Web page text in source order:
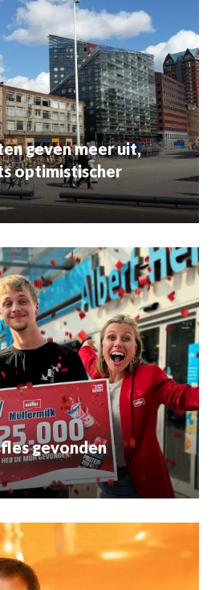
geven meer uit,
optimistischer
gevonden